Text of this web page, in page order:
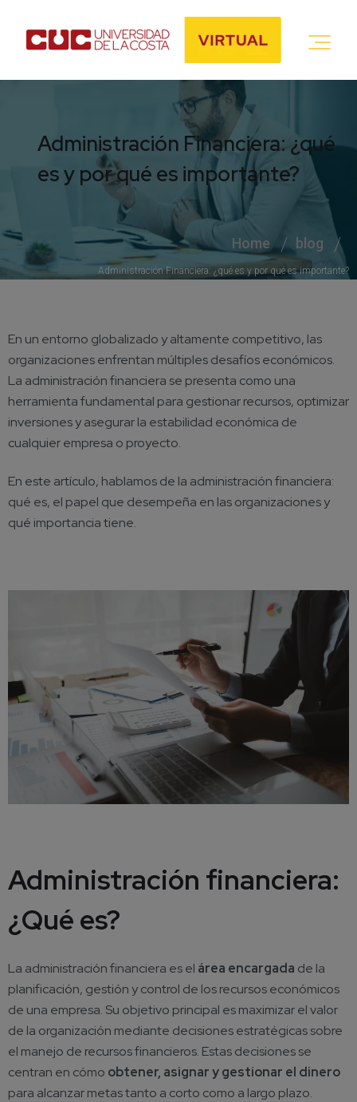
Administración Financiera: ¿qué
es y por qué es importante?
Home blog
Administración Financiera: ¿qué es y por qué es importante?
En un entorno globalizado y altamente competitivo, las
organizaciones enfrentan múltiples desafíos económicos.
La administración financiera se presenta como una
herramienta fundamental para gestionar recursos, optimizar
inversiones y asegurar la estabilidad económica de
cualquier empresa o proyecto.
En este artículo, hablamos de la administración financiera:
qué es, el papel que desempeña en las organizaciones y
qué importancia tiene.
Administración financiera:
¿Qué es?
La administración financiera es el área encargada de la
planificación, gestión y control de los recursos económicos
de una empresa. Su objetivo principal es maximizar el valor
de la organización mediante decisiones estratégicas sobre
el manejo de recursos financieros. Estas decisiones se
centran en cómo obtener, asignar y gestionar el dinero
para alcanzar metas tanto a corto como a largo plazo.